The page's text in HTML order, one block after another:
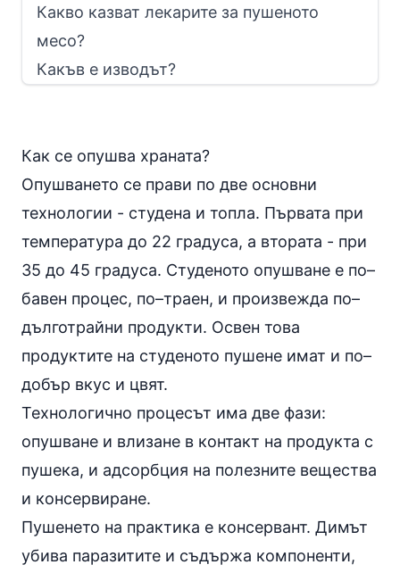
Какво казват лекарите за пушеното
месо?
Какъв е изводът?
Как се опушва храната?
Опушването се прави по две основни
технологии - студена и топла. Първата при
температура до 22 градуса, а втората - при
35 до 45 градуса. Студеното опушване е по–
бавен процес, по–траен, и произвежда по–
дълготрайни продукти. Освен това
продуктите на студеното пушене имат и по–
добър вкус и цвят.
Технологично процесът има две фази:
опушване и влизане в контакт на продукта с
пушека, и адсорбция на полезните вещества
и консервиране.
Пушенето на практика е консервант. Димът
убива паразитите и съдържа компоненти,